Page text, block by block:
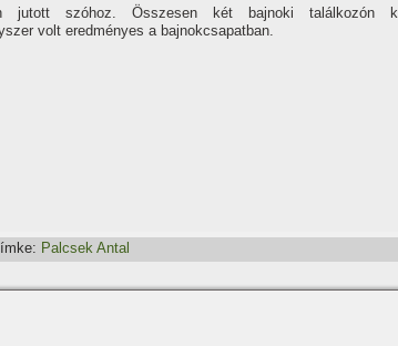
jutott szóhoz. Összesen két bajnoki találkozón
volt eredményes a bajnokcsapatban.
Palcsek Antal